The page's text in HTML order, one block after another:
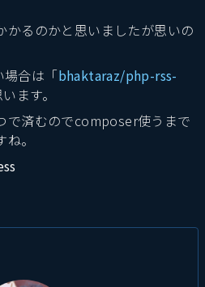
かるのかと思いましたが思いの
合は「bhaktaraz/php-rss-
ます。
で済むのでcomposer使うまで
。